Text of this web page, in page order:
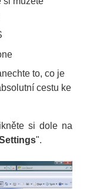
to, co je
cestu ke
si dole na
".